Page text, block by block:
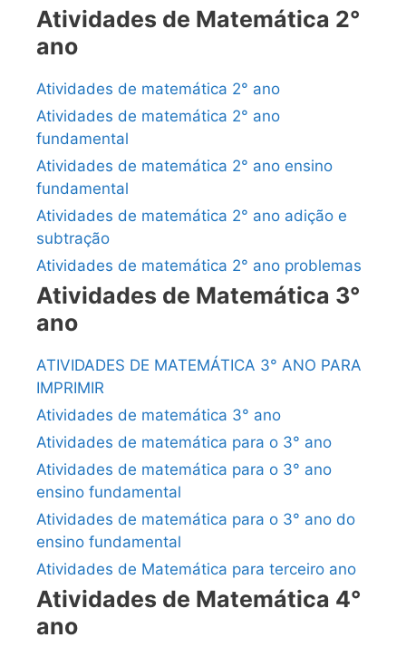
Atividades de Matemática 2°
ano
Atividades de matemática 2° ano
Atividades de matemática 2° ano
fundamental
Atividades de matemática 2° ano ensino
fundamental
Atividades de matemática 2° ano adição e
subtração
Atividades de matemática 2° ano problemas
Atividades de Matemática 3°
ano
ATIVIDADES DE MATEMÁTICA 3° ANO PARA
IMPRIMIR
Atividades de matemática 3° ano
Atividades de matemática para o 3° ano
Atividades de matemática para o 3° ano
ensino fundamental
Atividades de matemática para o 3° ano do
ensino fundamental
Atividades de Matemática para terceiro ano
Atividades de Matemática 4°
ano